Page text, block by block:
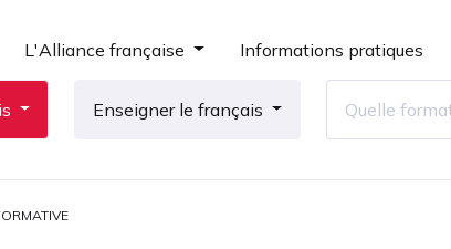
L'Alliance française Informations pratiques
Enseigner le français